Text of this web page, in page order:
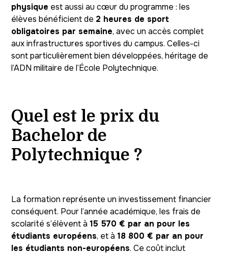
physique est aussi au cœur du programme : les
élèves bénéficient de 2 heures de sport
obligatoires par semaine, avec un accès complet
aux infrastructures sportives du campus. Celles-ci
sont particulièrement bien développées, héritage de
l’ADN militaire de l’École Polytechnique.
Quel est le prix du
Bachelor de
Polytechnique ?
La formation représente un investissement financier
conséquent. Pour l’année académique, les frais de
scolarité s’élèvent à 15 570 € par an pour les
étudiants européens, et à 18 800 € par an pour
les étudiants non-européens. Ce coût inclut